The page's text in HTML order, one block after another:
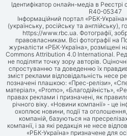
Ідентифікатор онлайн-медіа в Реєстрі
R40-05347
Інформаційний портал «РБК-
(українську, російську та англійську),
https://www.rbc.ua. Фотографії,
правовласникам. Всі фотографії на
журналісти «РБК-Україна», розміщені
Commons Attribution 4.0 International.
не поділяти точку зору авторів.
спростуванню та доведенню їх
зміст реклами відповідальність несе
позначені плашкою: «Прес-релізи»,
матеріал», «Promo», «Благодійність»,
правах реклами і призначені, як
річного віку. «Новини компанії» - це
охоплює новини, події та
компаній, базуються на
компанії, і за які редакція не несе
«РБК-Україна» призначене для